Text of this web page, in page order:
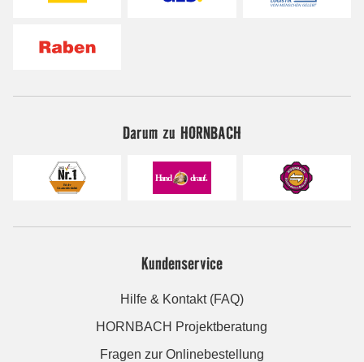
Darum zu HORNBACH
Kundenservice
Hilfe & Kontakt (FAQ)
HORNBACH Projektberatung
Fragen zur Onlinebestellung